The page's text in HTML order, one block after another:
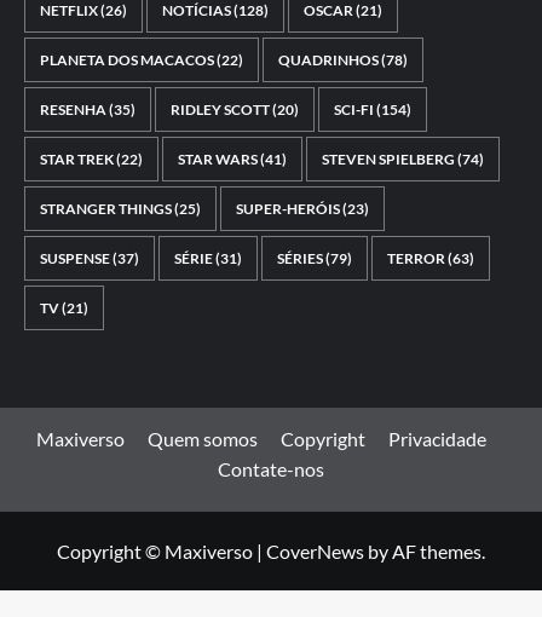
NETFLIX(26) NOTÍCIAS(128) OSCAR(21)
PLANETA DOS MACACOS(22) QUADRINHOS(78)
RESENHA(35) RIDLEY SCOTT(20) SCI-FI (154)
STAR TREK(22) STAR WARS(41) STEVEN SPIELBERG (74)
STRANGER THINGS(25) SUPER-HERÓIS(23)
SUSPENSE(37) SÉRIE(31) SÉRIES(79) TERROR(63)
TV(21)
Maxiverso Quem somos Copyright
Privacidade
Contate-nos
Copyright © Maxiverso | CoverNews by AF themes.